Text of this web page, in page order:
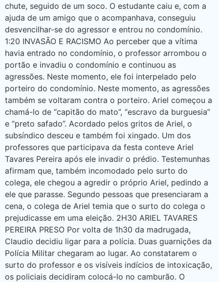
chute, seguido de um soco. O estudante caiu e, com a
ajuda de um amigo que o acompanhava, conseguiu
desvencilhar-se do agressor e entrou no condomínio.
1:20 INVASÃO E RACISMO Ao perceber que a vítima
havia entrado no condomínio, o professor arrombou o
portão e invadiu o condomínio e continuou as
agressões. Neste momento, ele foi interpelado pelo
porteiro do condomínio. Neste momento, as agressões
também se voltaram contra o porteiro. Ariel começou a
chamá-lo de “capitão do mato”, “escravo da burguesia”
e “preto safado”. Acordado pelos gritos de Ariel, o
subsíndico desceu e também foi xingado. Um dos
professores que participava da festa conteve Ariel
Tavares Pereira após ele invadir o prédio. Testemunhas
afirmam que, também incomodado pelo surto do
colega, ele chegou a agredir o próprio Ariel, pedindo a
ele que parasse. Segundo pessoas que presenciaram a
cena, o colega de Ariel temia que o surto do colega o
prejudicasse em uma eleição. 2H30 ARIEL TAVARES
PEREIRA PRESO Por volta de 1h30 da madrugada,
Claudio decidiu ligar para a polícia. Duas guarnições da
Polícia Militar chegaram ao lugar. Ao constatarem o
surto do professor e os visíveis indícios de intoxicação,
os policiais decidiram colocá-lo no camburão. O